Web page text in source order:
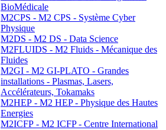
BioMédicale
M2CPS - M2 CPS - Système Cyber
Physique
M2DS - M2 DS - Data Science
M2FLUIDS - M2 Fluids - Mécanique des
Fluides
M2GI - M2 GI-PLATO - Grandes
installations - Plasmas, Lasers,
Accélérateurs, Tokamaks
M2HEP - M2 HEP - Physique des Hautes
Energies
M2ICFP - M2 ICFP - Centre International